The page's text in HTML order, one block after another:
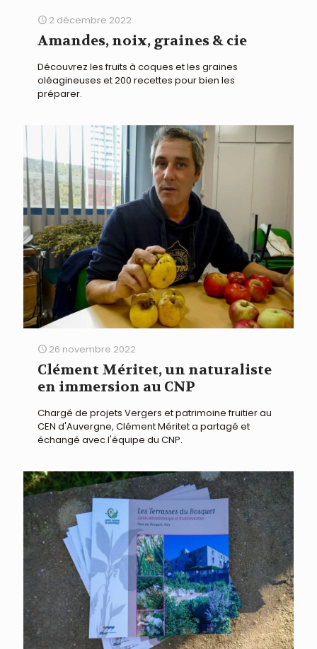
2 décembre 2022
Amandes, noix, graines & cie
Découvrez les fruits à coques et les graines
oléagineuses et 200 recettes pour bien les
préparer.
26 novembre 2022
Clément Méritet, un naturaliste
en immersion au CNP
Chargé de projets Vergers et patrimoine fruitier au
CEN d'Auvergne, Clément Méritet a partagé et
échangé avec l'équipe du CNP.